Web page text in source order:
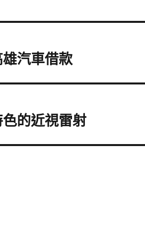
汽車借款
的近視雷射